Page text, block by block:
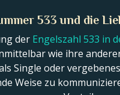
533 und die
der Engelszahl 533 in
wie ihre
Single oder
Weise zu